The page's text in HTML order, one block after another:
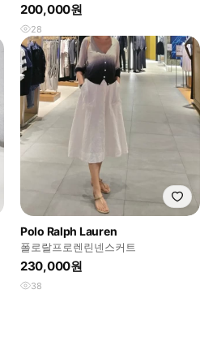
200,000원
28
Polo Ralph Lauren
폴로랄프로렌린넨스커트
230,000원
38